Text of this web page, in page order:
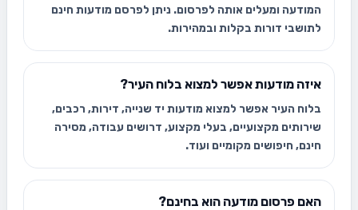
המודעה ומעלים אותה לפרסום. ניתן לפרסם מודעות חינם
לתושבי דורות בקלות ובמהירות.
איזה מודעות אפשר למצוא בלוח העיר?
בלוח העיר אפשר למצוא מודעות יד שנייה, דירות, רכבים,
שירותים מקצועיים, בעלי מקצוע, דרושים עבודה, מסירה
חינם, חיפושים מקומיים ועוד.
האם פרסום מודעה הוא בחינם?